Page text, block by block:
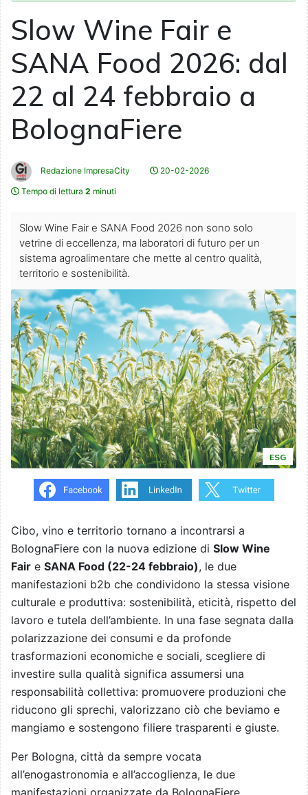
Slow Wine Fair e
SANA Food 2026: dal
22 al 24 febbraio a
BolognaFiere
Redazione ImpresaCity
20-02-2026
Tempo di lettura 2 minuti
Slow Wine Fair e SANA Food 2026 non sono solo
vetrine di eccellenza, ma laboratori di futuro per un
sistema agroalimentare che mette al centro qualità,
territorio e sostenibilità.
ESG
Cibo, vino e territorio tornano a incontrarsi a
BolognaFiere con la nuova edizione di Slow Wine
Fair e SANA Food (22-24 febbraio), le due
manifestazioni b2b che condividono la stessa visione
culturale e produttiva: sostenibilità, eticità, rispetto del
lavoro e tutela dell’ambiente. In una fase segnata dalla
polarizzazione dei consumi e da profonde
trasformazioni economiche e sociali, scegliere di
investire sulla qualità significa assumersi una
responsabilità collettiva: promuovere produzioni che
riducono gli sprechi, valorizzano ciò che beviamo e
mangiamo e sostengono filiere trasparenti e giuste.
Per Bologna, città da sempre vocata
all’enogastronomia e all’accoglienza, le due